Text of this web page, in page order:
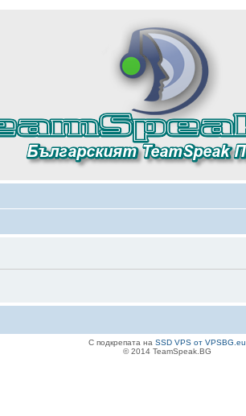
С подкрепата на SSD VPS от VPSBG.eu
© 2014 TeamSpeak.BG